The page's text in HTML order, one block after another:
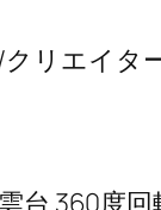
リエイタ